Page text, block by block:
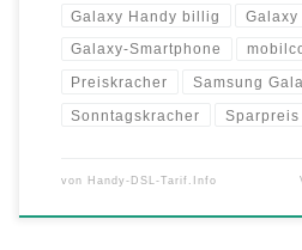
Galaxy Handy billig Galaxy
Galaxy-Smartphone
Preiskracher Samsung
Sonntagskracher Sparpreis
von Handy-DSL-Tarif.Info